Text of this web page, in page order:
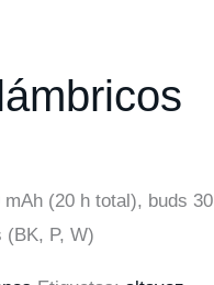
(20 h total), buds 30
(BK, P, W)